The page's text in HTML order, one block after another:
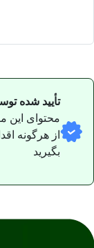
تأیید شده
محتوای این
از هرگونه
بگیرید